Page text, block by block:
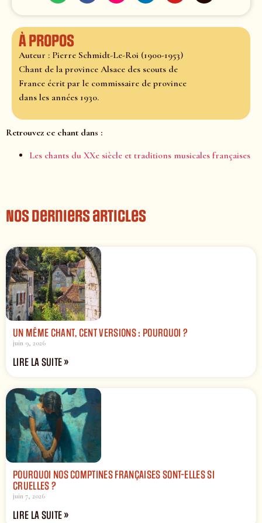
À propos
Auteur : Pierre Schmidt-Le-Roi (1900-1953)
Chant de la province Alsace des scouts de
France écrit par le commissaire de province
dans les années 1930.
Retrouvez ce chant dans :
Les chants du XXe siècle et traditions musicales françaises
Nos derniers articles
UN MÊME CHANT, CENT VERSIONS : POURQUOI ?
juin 9, 2026
LIRE LA SUITE »
POURQUOI NOS COMPTINES FRANÇAISES SONT-ELLES SI
CRUELLES ?
juin 7, 2026
LIRE LA SUITE »